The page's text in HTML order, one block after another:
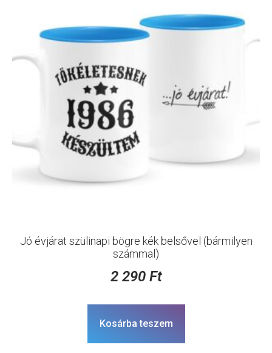
Jó évjárat szülinapi bögre kék belsővel (bármilyen
számmal)
2 290 Ft
Kosárba teszem